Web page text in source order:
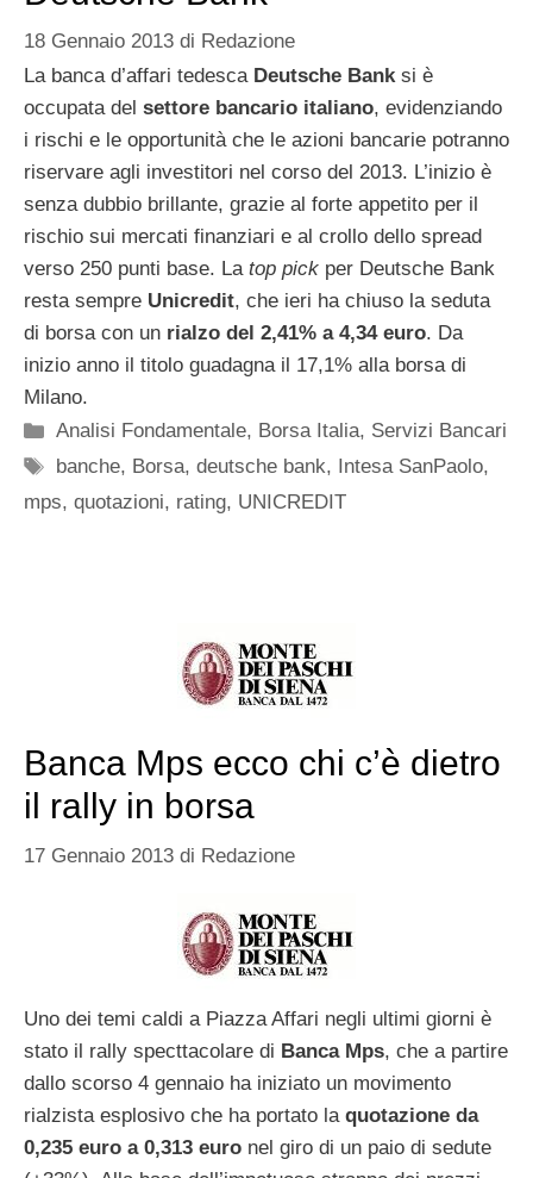
18 Gennaio 2013 di Redazione
La banca d’affari tedesca Deutsche Bank si è
occupata del settore bancario italiano, evidenziando
i rischi e le opportunità che le azioni bancarie potranno
riservare agli investitori nel corso del 2013. L’inizio è
senza dubbio brillante, grazie al forte appetito per il
rischio sui mercati finanziari e al crollo dello spread
verso 250 punti base. La top pick per Deutsche Bank
resta sempre Unicredit, che ieri ha chiuso la seduta
di borsa con un rialzo del 2,41% a 4,34 euro. Da
inizio anno il titolo guadagna il 17,1% alla borsa di
Milano.
Categorie
Analisi Fondamentale, Borsa Italia, Servizi Bancari
Tag
banche, Borsa,deutsche bank, Intesa SanPaolo,
mps, quotazioni, rating, UNICREDIT
Banca Mps ecco chi c’è dietro
il rally in borsa
17 Gennaio 2013 di Redazione
Uno dei temi caldi a Piazza Affari negli ultimi giorni è
stato il rally specttacolare di Banca Mps, che a partire
dallo scorso 4 gennaio ha iniziato un movimento
rialzista esplosivo che ha portato la quotazione da
0,235 euro a 0,313 euro nel giro di un paio di sedute